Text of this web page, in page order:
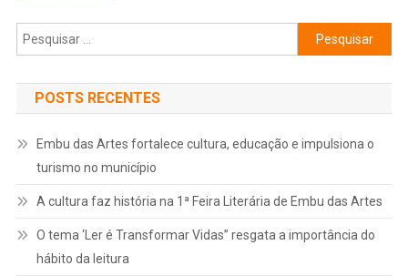
por
posts
Pesquisar
por:
POSTS RECENTES
Embu das Artes fortalece cultura, educação e impulsiona o
turismo no município
A cultura faz história na 1ª Feira Literária de Embu das Artes
O tema ‘Ler é Transformar Vidas” resgata a importância do
hábito da leitura